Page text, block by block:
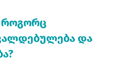
როგორც
და